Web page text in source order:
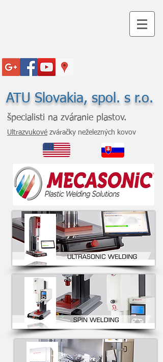
ATU Slovakia, spol. s r.o.
špecialisti na zváranie plastov.
Ultrazvukové zváračky neželezných kovov